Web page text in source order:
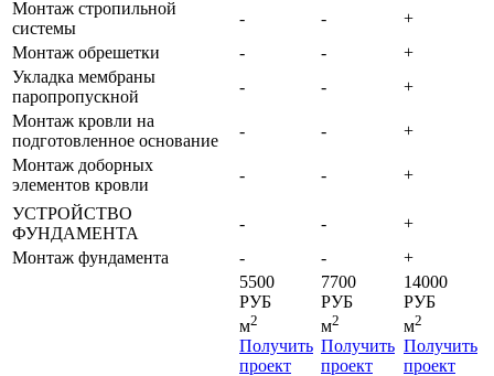
Монтаж стропильной
системы
- -
+
Монтаж обрешетки
- -
+
Укладка мембраны
паропропускной
- -
+
Монтаж кровли на
подготовленное основание
- -
+
Монтаж доборных
элементов кровли
- - +
УСТРОЙСТВО
ФУНДАМЕНТА
- -
+
Монтаж фундамента
- -
+
5500
РУБ
м2
Получить
проект
7700
РУБ
м2
Получить
проект
14000
РУБ
м2
Получить
проект